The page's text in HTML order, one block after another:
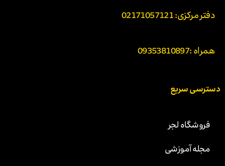
دفتر مرکزی: 02171057121
همراه :09353810897
دسترسی سریع
فروشگاه لجر
مجله آموزشی